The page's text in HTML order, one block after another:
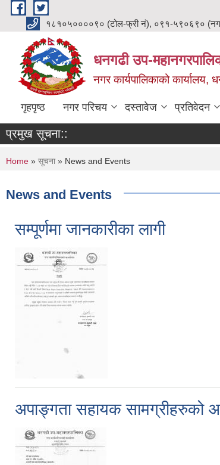
Skip to main content
१८१०५००००९० (टोल-फ्री नं), ०९१-५९०६९०
धनगढी उप-
नगर कार्यपालिकाको कार्यालय,
गृहपृष्ठ नगर परिचय दस्तावेज प्रतिवेदन
प्रमुख सूचना::
You are here
Home » सूचना » News and Events
News and Events
सम्पूर्णमा जानकारीका लागी
अपाङ्गता सहायक सामग्रीहरुको